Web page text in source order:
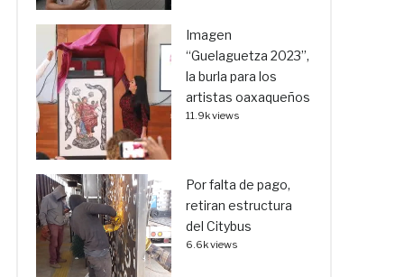
Imagen
“Guelaguetza 2023”,
la burla para los
artistas oaxaqueños
11.9k views
Por falta de pago,
retiran estructura
del Citybus
6.6k views